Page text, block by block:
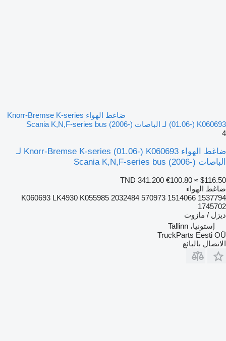
ضاغط الهواء Knorr-Bremse K-series
(01.06-) K060693 لـ الباصات Scania K,N,F-series bus (2006-)
4
ضاغط الهواء Knorr-Bremse K-series (01.06-) K060693 لـ
الباصات Scania K,N,F-series bus (2006-)
TND 341.200 €100.80 ≈ $116.50
ضاغط الهواء
K060693 LK4930 K055985 2032484 570973 1514066 1537794
1745702
ديزل / مازوت
إستونيا، Tallinn
TruckParts Eesti OÜ
الاتصال بالبائع